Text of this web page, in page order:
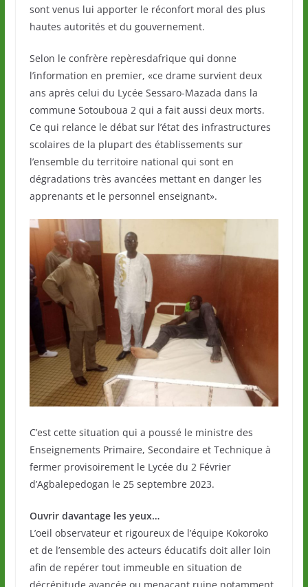
sont venus lui apporter le réconfort moral des plus
hautes autorités et du gouvernement.
Selon le confrère repèresdafrique qui donne
l’information en premier, «ce drame survient deux
ans après celui du Lycée Sessaro-Mazada dans la
commune Sotouboua 2 qui a fait aussi deux morts.
Ce qui relance le débat sur l’état des infrastructures
scolaires de la plupart des établissements sur
l’ensemble du territoire national qui sont en
dégradations très avancées mettant en danger les
apprenants et le personnel enseignant».
C’est cette situation qui a poussé le ministre des
Enseignements Primaire, Secondaire et Technique à
fermer provisoirement le Lycée du 2 Février
d’Agbalepedogan le 25 septembre 2023.
Ouvrir davantage les yeux…
L’oeil observateur et rigoureux de l’équipe Kokoroko
et de l’ensemble des acteurs éducatifs doit aller loin
afin de repérer tout immeuble en situation de